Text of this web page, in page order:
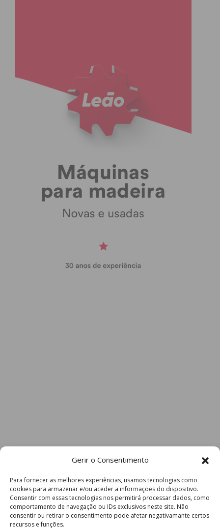
Gerir o Consentimento
Para fornecer as melhores experiências, usamos tecnologias como
cookies para armazenar e/ou aceder a informações do dispositivo.
Consentir com essas tecnologias nos permitirá processar dados, como
comportamento de navegação ou IDs exclusivos neste site. Não
consentir ou retirar o consentimento pode afetar negativamante certos
recursos e funções.